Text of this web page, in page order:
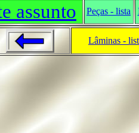
assunto Peças - lista
Lâminas -